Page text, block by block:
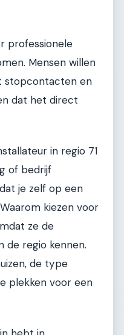
professionele
Mensen willen
stopcontacten en
dat het direct
in regio 71
of bedrijf
je zelf op een
kiezen voor
ze de
de regio kennen.
de type
plekken voor een